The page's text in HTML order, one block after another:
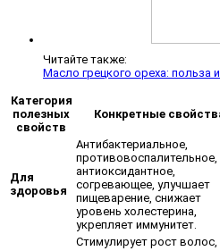
Читайте также:
Масло грецкого ореха: польза
Категория
полезных
свойств
Конкретные
Для
здоровья
Антибактериальное,
противовоспалительное,
антиоксидантное,
согревающее, улучшает
пищеварение, снижает
уровень холестерина,
укрепляет иммунитет.
Стимулирует рост волос,